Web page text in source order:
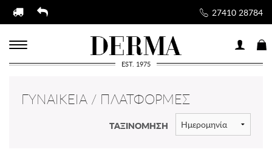
27410 28784
EST. 1975
ΓΥΝΑΙΚΕΊΑ / ΠΛΑΤΦΌΡΜΕΣ
ΤΑΞΙΝΟΜΗΣΗ